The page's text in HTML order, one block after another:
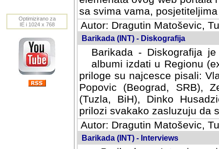
Optimizirano za
IE i 1024 x 768
sa svima vama,
Autor: Dragutin Matoševic,
Barikada (INT) - Diskografija
Barikada - Diskografija
albumi izdati u Regionu
priloge su najcesce pisali:
Popovic (Beograd, SRB),
(Tuzla, BiH), Dinko
prilozi svakako zasluzuju da
Autor: Dragutin Matoševic,
Barikada (INT) - Interviews